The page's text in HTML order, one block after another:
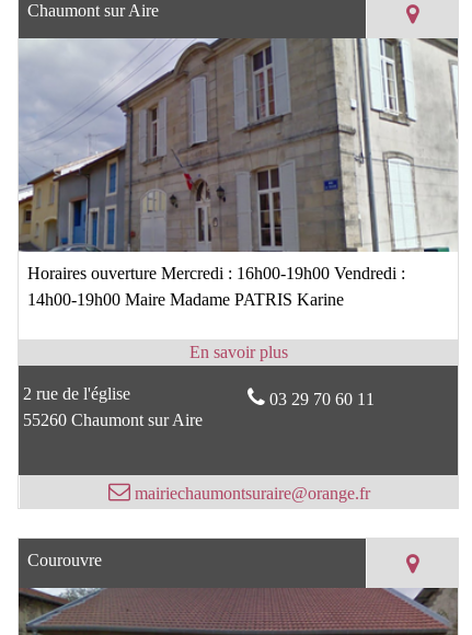
Chaumont sur Aire
Horaires ouverture Mercredi : 16h00-19h00 Vendredi :
14h00-19h00 Maire Madame PATRIS Karine
2 rue de l'église
55260 Chaumont sur Aire
03 29 70 60 11
mairiechaumontsuraire@orange.fr
Courouvre